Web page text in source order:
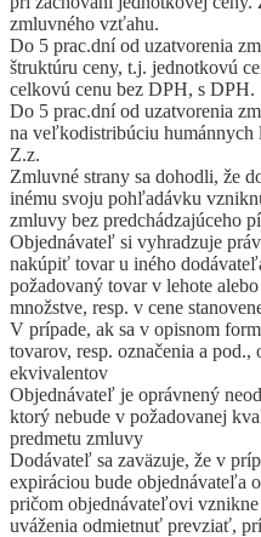
zmluvného vzťahu.
Do 5 prac.dní od uzatvorenia
štruktúru ceny, t.j. jednotkovú
celkovú cenu bez DPH, s DPH.
Do 5 prac.dní od uzatvorenia
na veľkodistribúciu humánnych
Z.z.
Zmluvné strany sa dohodli, že
inému svoju pohľadávku
zmluvy bez predchádzajúceho
Objednávateľ si vyhradzuje
nakúpiť tovar u iného
požadovaný tovar v lehote
množstve, resp. v cene
V prípade, ak sa v opisnom
tovarov, resp. označenia a
ekvivalentov
Objednávateľ je oprávnený
ktorý nebude v požadovanej
predmetu zmluvy
Dodávateľ sa zaväzuje, že v
expiráciou bude objednávateľa
pričom objednávateľovi
uváženia odmietnuť prevziať,